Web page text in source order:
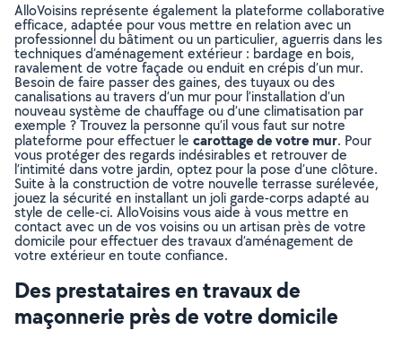
AlloVoisins représente également la plateforme collaborative
efficace, adaptée pour vous mettre en relation avec un
professionnel du bâtiment ou un particulier, aguerris dans les
techniques d’aménagement extérieur : bardage en bois,
ravalement de votre façade ou enduit en crépis d’un mur.
Besoin de faire passer des gaines, des tuyaux ou des
canalisations au travers d’un mur pour l’installation d’un
nouveau système de chauffage ou d’une climatisation par
exemple ? Trouvez la personne qu’il vous faut sur notre
plateforme pour effectuer le carottage de votre mur. Pour
vous protéger des regards indésirables et retrouver de
l’intimité dans votre jardin, optez pour la pose d’une clôture.
Suite à la construction de votre nouvelle terrasse surélevée,
jouez la sécurité en installant un joli garde-corps adapté au
style de celle-ci. AlloVoisins vous aide à vous mettre en
contact avec un de vos voisins ou un artisan près de votre
domicile pour effectuer des travaux d’aménagement de
votre extérieur en toute confiance.
Des prestataires en travaux de
maçonnerie près de votre domicile